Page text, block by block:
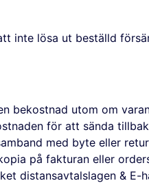
inte lösa ut beställd
bekostnad utom om
för att sända
med byte eller
på fakturan eller
distansavtalslagen & E-